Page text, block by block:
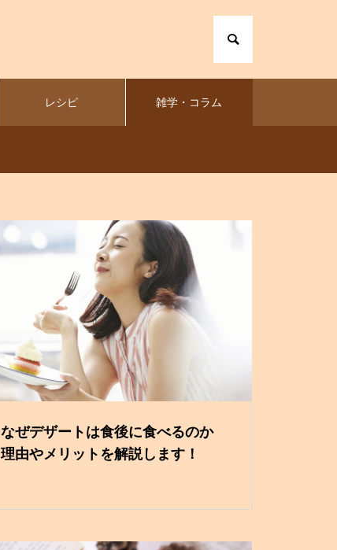
レシピ 雑学・コラム
なぜデザートは食後に食べるのか
理由やメリットを解説します！